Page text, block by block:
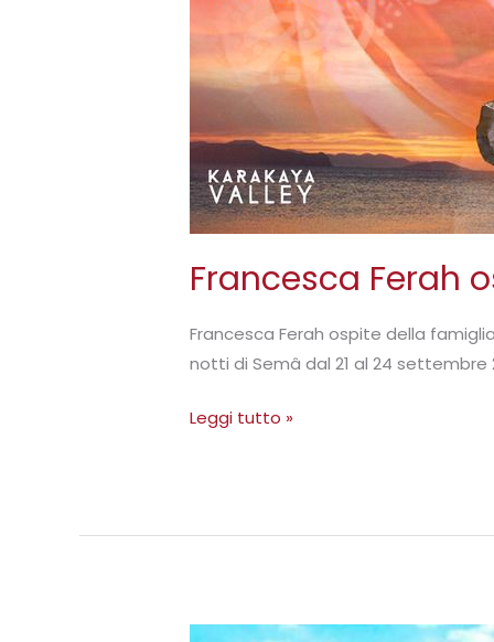
Francesca Ferah
Francesca Ferah ospite della
notti di Semâ dal 21 al 24 settembre
Leggi tutto »